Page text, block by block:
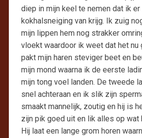
diep in mijn keel te nemen dat ik er
kokhalsneiging van krijg. Ik zuig
mijn lippen hem nog strakker
vloekt waardoor ik weet dat het nu
pakt mijn haren steviger beet en
mijn mond waarna ik de eerste
mijn tong voel landen. De tweede
snel achteraan en ik slik zijn
smaakt mannelijk, zoutig en hij is
zijn pik goed uit en lik alles op wat
Hij laat een lange grom horen